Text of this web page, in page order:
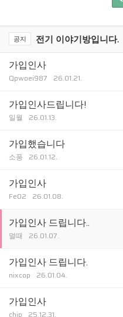
공지 전기 이야기방입니다.
가입인사
Qpwoei987 26.01.21.
가입인사드립니다!
일월 26.01.13.
가입했습니다
소풍 26.01.12.
가입인사
Fe02 26.01.08.
가입인사 드립니다..
멀때 26.01.07.
가입인사 드립니다.
nixcop 26.01.04.
가입인사
chip 25.12.31.